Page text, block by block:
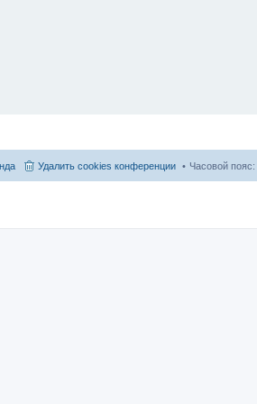
Часовой пояс:
Удалить cookies конференции